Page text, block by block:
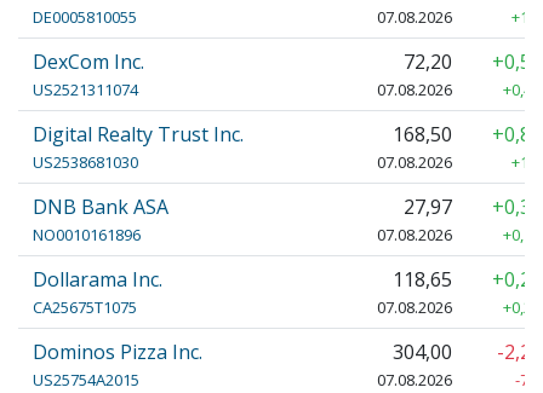
DE0005810055 07.08.2026
DexCom Inc.
US2521311074
72,20
07.08.2026
Digital Realty Trust Inc.
US2538681030
168,50
07.08.2026
DNB Bank ASA
NO0010161896
27,97
07.08.2026
Dollarama Inc.
CA25675T1075
118,65
07.08.2026
Dominos Pizza Inc.
US25754A2015
304,00
07.08.2026
-
-